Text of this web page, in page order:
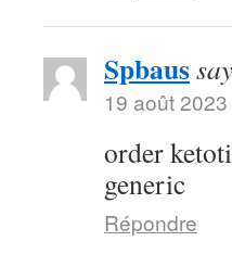
Spbaus
19 août
order
generic
Répondre